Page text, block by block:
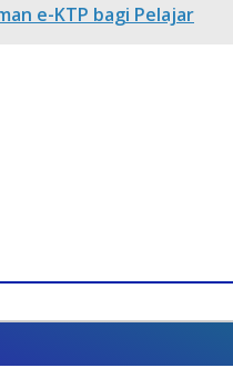
e-KTP bagi Pelajar